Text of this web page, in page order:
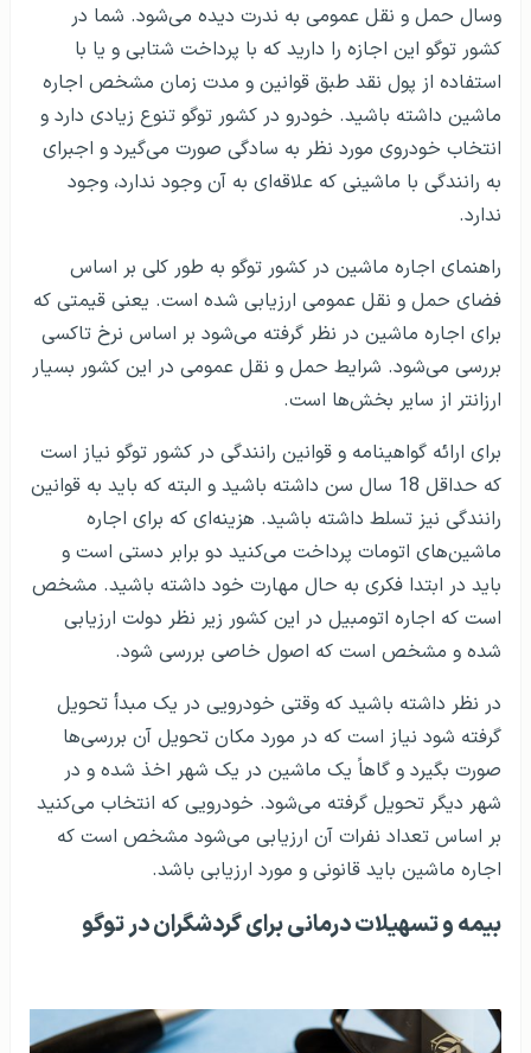
وسال حمل و نقل عمومی به ندرت دیده می‌شود. شما در
کشور توگو این اجازه را دارید که با پرداخت شتابی و یا با
استفاده از پول نقد طبق قوانین و مدت زمان مشخص اجاره
ماشین داشته باشید. خودرو در کشور توگو تنوع زیادی دارد و
انتخاب خودروی مورد نظر به سادگی صورت می‌گیرد و اجبرای
به رانندگی با ماشینی که علاقه‌ای به آن وجود ندارد، وجود
ندارد.
راهنمای اجاره ماشین در کشور توگو به طور کلی بر اساس
فضای حمل و نقل عمومی ارزیابی شده است. یعنی قیمتی که
برای اجاره ماشین در نظر گرفته می‌شود بر اساس نرخ تاکسی
بررسی می‌شود. شرایط حمل و نقل عمومی در این کشور بسیار
ارزانتر از سایر بخش‌ها است.
برای ارائه گواهینامه و قوانین رانندگی در کشور توگو نیاز است
که حداقل 18 سال سن داشته باشید و البته که باید به قوانین
رانندگی نیز تسلط داشته باشید. هزینه‌ای که برای اجاره
ماشین‌های اتومات پرداخت می‌کنید دو برابر دستی است و
باید در ابتدا فکری به حال مهارت خود داشته باشید. مشخص
است که اجاره اتومبیل در این کشور زیر نظر دولت ارزیابی
شده و مشخص است که اصول خاصی بررسی شود.
در نظر داشته باشید که وقتی خودرویی در یک مبدأ تحویل
گرفته شود نیاز است که در مورد مکان تحویل آن بررسی‌ها
صورت بگیرد و گاهاً یک ماشین در یک شهر اخذ شده و در
شهر دیگر تحویل گرفته می‌شود. خودرویی که انتخاب می‌کنید
بر اساس تعداد نفرات آن ارزیابی می‌شود مشخص است که
اجاره ماشین باید قانونی و مورد ارزیابی باشد.
بیمه و تسهیلات درمانی برای گردشگران در توگو